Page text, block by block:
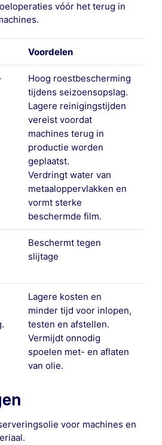
vóór het terug in
Voordelen
Hoog roestbescherming
tijdens seizoensopslag.
Lagere reinigingstijden
vereist voordat
machines terug in
productie worden
geplaatst.
Verdringt water van
metaaloppervlakken en
vormt sterke
beschermde film.
Beschermt tegen
slijtage
Lagere kosten en
minder tijd voor inlopen,
testen en afstellen.
Vermijdt onnodig
spoelen met- en aflaten
van olie.
voor machines en